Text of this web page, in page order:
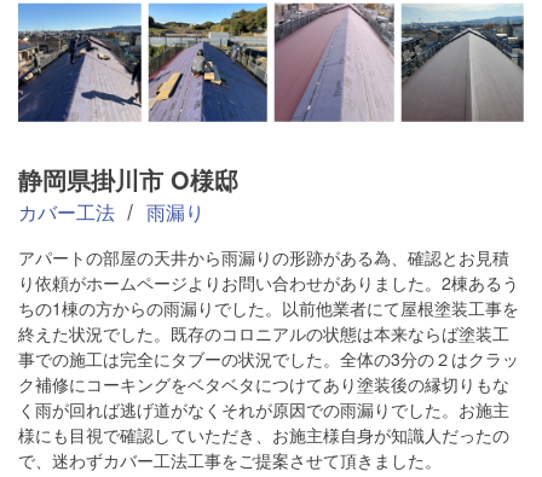
静岡県掛川市 O様邸
カバー工法 雨漏り
アパートの部屋の天井から雨漏りの形跡がある為、確認とお見積
り依頼がホームページよりお問い合わせがありました。2棟あるう
ちの1棟の方からの雨漏りでした。以前他業者にて屋根塗装工事を
終えた状況でした。既存のコロニアルの状態は本来ならば塗装工
事での施工は完全にタブーの状況でした。全体の3分の２はクラッ
ク補修にコーキングをベタベタにつけてあり塗装後の縁切りもな
く雨が回れば逃げ道がなくそれが原因での雨漏りでした。お施主
様にも目視で確認していただき、お施主様自身が知識人だったの
で、迷わずカバー工法工事をご提案させて頂きました。